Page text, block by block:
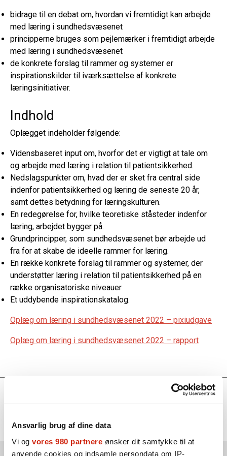
Ansvarlig brug af dine data
Vi og vores 980 partnere ønsker dit samtykke til at
anvende cookies og indsamle persondata om IP-
bidrage til en debat om, hvordan vi fremtidigt kan arbejde
med læring i sundhedsvæsenet
principperne bruges som pejlemærker i fremtidigt arbejde
med læring i sundhedsvæsenet
de konkrete forslag til rammer og systemer er
inspirationskilder til iværksættelse af konkrete
læringsinitiativer.
Indhold
Oplægget indeholder følgende:
Vidensbaseret input om, hvorfor det er vigtigt at tale om
og arbejde med læring i relation til patientsikkerhed.
Nedslagspunkter om, hvad der er sket fra central side
indenfor patientsikkerhed og læring de seneste 20 år,
samt dettes betydning for læringskulturen.
En redegørelse for, hvilke teoretiske ståsteder indenfor
læring, arbejdet bygger på.
Grundprincipper, som sundhedsvæsenet bør arbejde ud
fra for at skabe de ideelle rammer for læring.
En række konkrete forslag til rammer og systemer, der
understøtter læring i relation til patientsikkerhed på en
række organisatoriske niveauer
Et uddybende inspirationskatalog.
Oplæg om læring i sundhedsvæsenet 2022 – pixiudgave
Oplæg om læring i sundhedsvæsenet 2022 – rapport